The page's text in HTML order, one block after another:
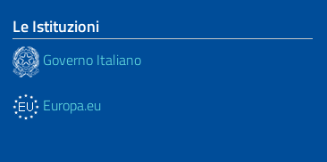
Le Istituzioni
Governo Italiano
Europa.eu